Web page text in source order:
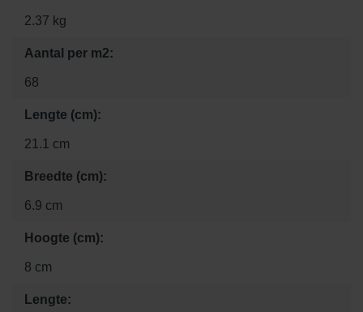
2.37 kg
Aantal per m2:
68
Lengte (cm):
21.1 cm
Breedte (cm):
6.9 cm
Hoogte (cm):
8 cm
Lengte: